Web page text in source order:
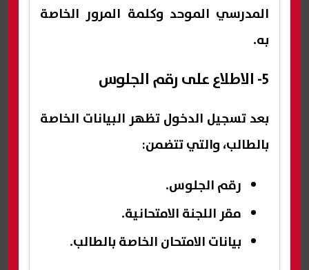
المدرسي الموحد وكلمة المرور الخاصة
به.
5- الاطلاع على رقم الجلوس
بعد تسجيل الدخول تظهر البيانات الخاصة
بالطالب، والتي تتضمن:
رقم الجلوس.
مقر اللجنة الامتحانية.
بيانات الامتحان الخاصة بالطالب.